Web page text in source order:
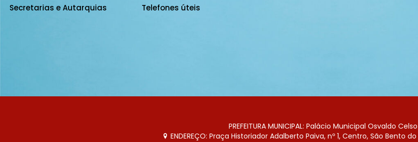
Secretarias e Autarquias
Telefones úteis
PREFEITURA MUNICIPAL: Palácio Municipal Osvaldo
ENDEREÇO: Praça Historiador Adalberto Paiva, nº 1, Centro, São Bento do